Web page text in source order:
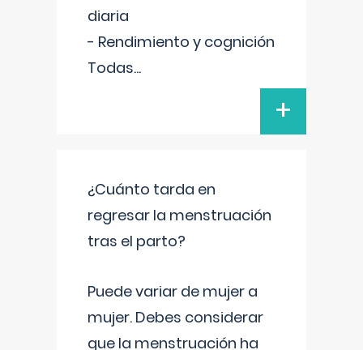
diaria
- Rendimiento y cognición
Todas...
+
¿Cuánto tarda en
regresar la menstruación
tras el parto?
Puede variar de mujer a
mujer. Debes considerar
que la menstruación ha